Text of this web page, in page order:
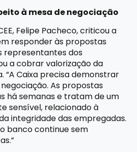
à mesa de negociação
Felipe Pacheco, criticou a
responder às propostas
representantes dos
a cobrar valorização da
“A Caixa precisa demonstrar
As propostas
há semanas e tratam de um
sensível, relacionado à
integridade das empregadas.
banco continue sem